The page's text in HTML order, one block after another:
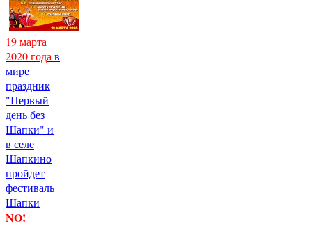
19 марта
2020 года в
мире
праздник
"Первый
день без
Шапки" и
в селе
Шапкино
пройдет
фестиваль
Шапки
NO!